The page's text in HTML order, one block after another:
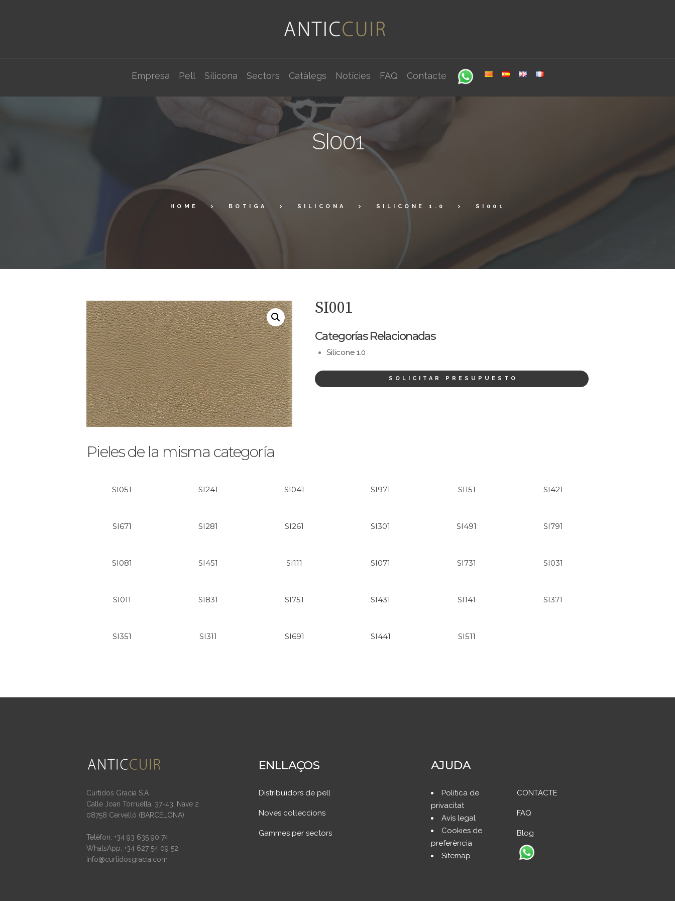
Empresa Pell Silicona Sectors Catàlegs Notícies FAQ Contacte
SI001
HOME BOTIGA SILICONA SILICONE 1.0 SI001
SI001
Categorías Relacionadas
Silicone 1.0
SOLICITAR PRESUPUESTO
Pieles de la misma categoría
SI051 SI241 SI041 SI971 SI151 SI421
SI671 SI281 SI261 SI301 SI491 SI791
SI081 SI451 SI111 SI071 SI731 SI031
SI011 SI831 SI751 SI431 SI141 SI371
SI351 SI311 SI691 SI441 SI511
Curtidos Gracia S.A
Calle Joan Torruella, 37-43, Nave 2
08758 Cervelló (BARCELONA)
Telèfon: +34 93 635 90 74
WhatsApp: +34 627 54 09 52
info@curtidosgracia.com
ENLLAÇOS
Distribuïdors de pell
Noves col·leccions
Gammes per sectors
AJUDA
Política de
privacitat
Avís legal
Cookies de
preferència
Sitemap
CONTACTE
FAQ
Blog